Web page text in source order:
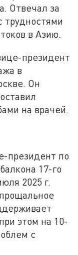
Отвечал за
трудностями
в Азию.
президент
в
Он
на врачей.
президент по
17-го
2025 г.
этом на 10-
с